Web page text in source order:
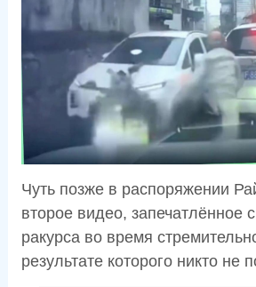
Чуть позже в распоряжении
второе видео, запечатлённое
ракурса во время
результате которого никто не